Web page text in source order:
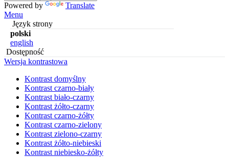
Powered by
Translate
Menu
Język strony
polski
english
Dostępność
Wersja kontrastowa
Kontrast domyślny
Kontrast czarno-biały
Kontrast biało-czarny
Kontrast żółto-czarny
Kontrast czarno-żółty
Kontrast czarno-zielony
Kontrast zielono-czarny
Kontrast żółto-niebieski
Kontrast niebiesko-żółty